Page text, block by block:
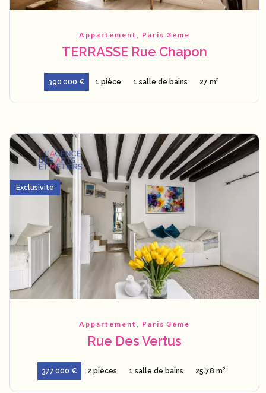
Appartement, Paris 3ème
TERRASSE Rue Chapon
390 000 € 1 pièce 1 salle de bains 27 m²
Appartement, Paris 3ème
Rue Des Vertus
377 000 € 2 pièces 1 salle de bains 25.78 m²
Exclusivité